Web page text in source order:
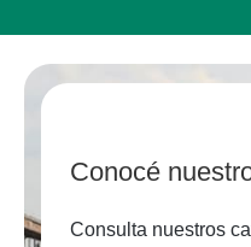
Conocé
Consulta nuestros